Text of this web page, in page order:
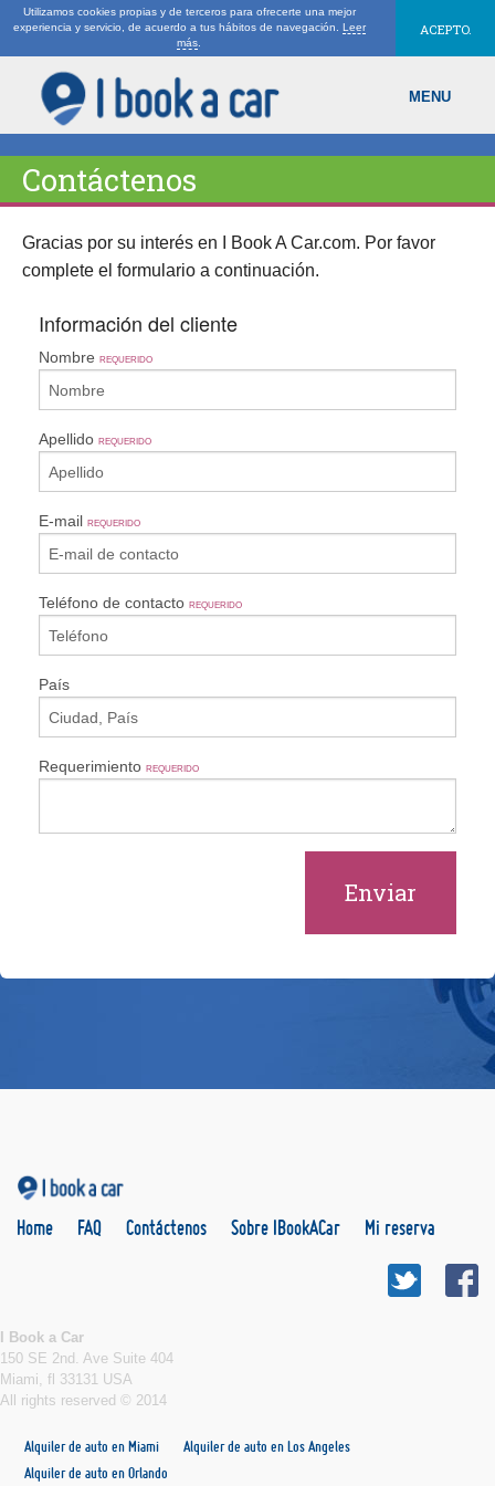
Utilizamos cookies propias y de terceros para ofrecerte una mejor
experiencia y servicio, de acuerdo a tus hábitos de navegación. Leer
más
ACEPTO.
MENU
+1 202 595-3377
Contacto
Mi reserva
Contáctenos
Gracias por su interés en I Book A Car.com. Por favor
complete el formulario a continuación.
Información del cliente
Nombre REQUERIDO
Apellido REQUERIDO
E-mail REQUERIDO
Teléfono de contacto REQUERIDO
País
Requerimiento REQUERIDO
Enviar
Home FAQ Contáctenos Sobre IBookACar Mi reserva
I Book a Car
150 SE 2nd. Ave Suite 404
Miami, fl 33131 USA
All rights reserved © 2014
Alquiler de auto en Miami
Alquiler de auto en Los Angeles
Alquiler de auto en Orlando